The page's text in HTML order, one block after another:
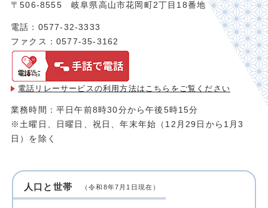
〒506-8555 岐阜県高山市花岡町2丁目18番地
電話：0577-32-3333
ファクス：0577-35-3162
電話リレーサービスの利用方法は こちらをご覧ください
業務時間：平日午前8時30分から午後5時15分
※土曜日、日曜日、祝日、年末年始（12月29日から1月3
日）を除く
人口と世帯 （令和8年7月1日現在）